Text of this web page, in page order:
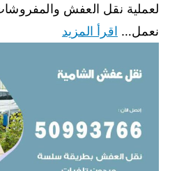
لعملية نقل العفش
نعمل… اقرأ المزيد